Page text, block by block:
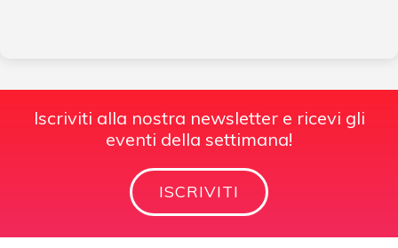
Iscriviti alla nostra newsletter e ricevi gli
eventi della settimana!
ISCRIVITI